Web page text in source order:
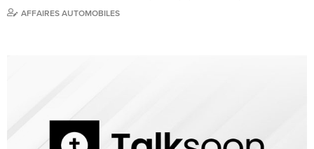
AFFAIRES AUTOMOBILES